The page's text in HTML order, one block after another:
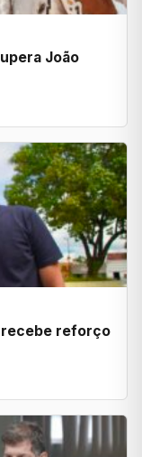
João
recebe reforço